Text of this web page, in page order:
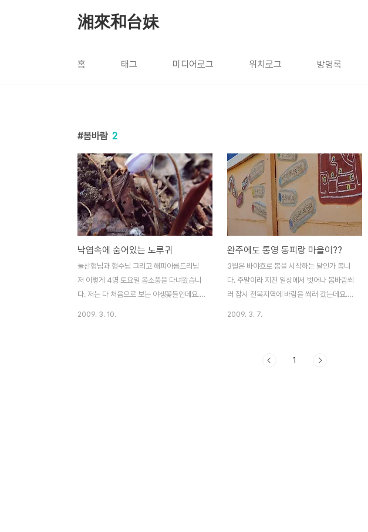
湘來和台妹
홈 태그 미디어로그 위치로그 방명록
봄바람 2
낙엽속에 숨어있는 노루귀
눌산형님과 형수님 그리고 해피아름드리님
저 이렇게 4명 토요일 봄소풍을 다녀왔습니
다. 저는 다 처음으로 보는 야생꽃들인데요.
2009. 3. 10.
완주에도 통영 동피랑 마을이??
3월은 바야흐로 봄을 시작하는 달인가 봅니
다. 주말이라 지친 일상에서 벗어나 봄바람쐬
러 잠시 전북지역에 바람을 쐬러 갔는데요.
님과 형수님 해피아름드리님 그리고 시앙라
2009. 3. 7.
1